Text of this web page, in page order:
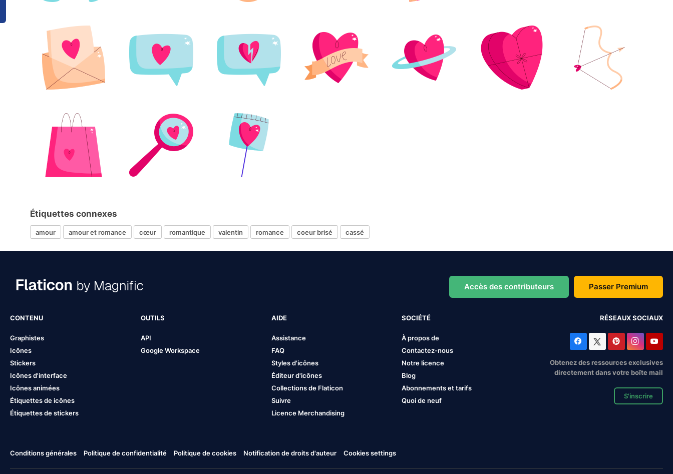
Étiquettes connexes
amour amour et romance cœur romantique valentin romance coeur brisé cassé
Accès des contributeurs Passer Premium
CONTENU
Graphistes
Icônes
Stickers
Icônes d'interface
Icônes animées
Étiquettes de icônes
Étiquettes de stickers
OUTILS
API
Google Workspace
AIDE
Assistance
FAQ
Styles d'icônes
Éditeur d'icônes
Collections de Flaticon
Suivre
Licence Merchandising
SOCIÉTÉ
À propos de
Contactez-nous
Notre licence
Blog
Abonnements et tarifs
Quoi de neuf
RÉSEAUX SOCIAUX
Obtenez des ressources exclusives
directement dans votre boîte mail
S'inscrire
Conditions générales Politique de confidentialité Politique de cookies Notification de droits d'auteur Cookies settings